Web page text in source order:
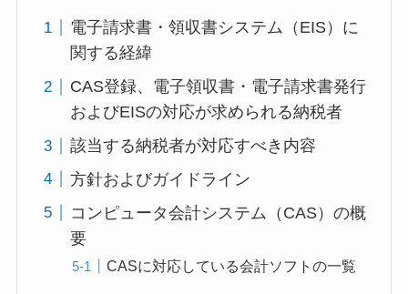
電子請求書・領収書システム（EIS）に
関する経緯
CAS登録、電子領収書・電子請求書発行
およびEISの対応が求められる納税者
該当する納税者が対応すべき内容
方針およびガイドライン
コンピュータ会計システム（CAS）の概
要
CASに対応している会計ソフトの一覧